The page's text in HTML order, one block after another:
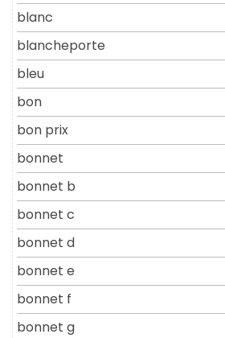
blanc
blancheporte
bleu
bon
bon prix
bonnet
bonnet b
bonnet c
bonnet d
bonnet e
bonnet f
bonnet g